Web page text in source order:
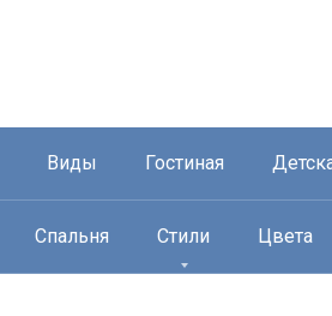
Виды Гостиная
Спальня Стили Цвета